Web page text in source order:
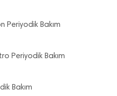
Periyodik Bakım
Periyodik Bakım
Bakım